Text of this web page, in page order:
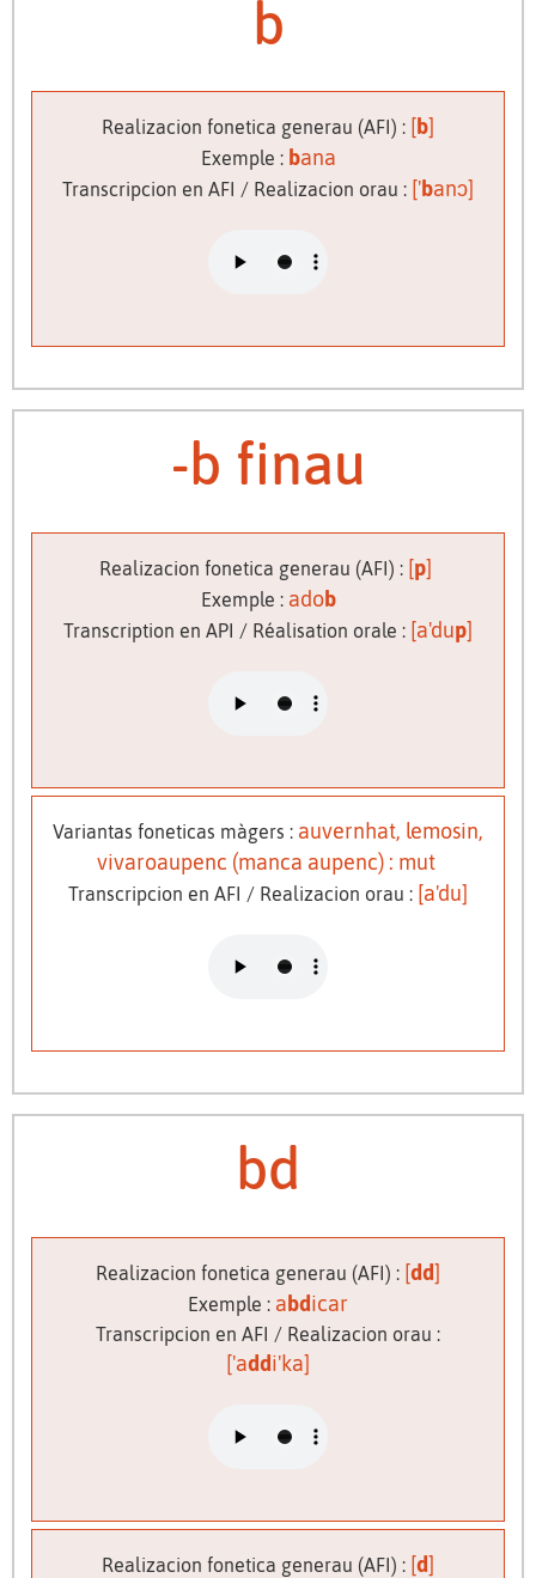
b
Realizacion fonetica generau (AFI) : [b]
Exemple : bana
Transcripcion en AFI / Realizacion orau : ['banɔ]
-b finau
Realizacion fonetica generau (AFI) : [p]
Exemple : adob
Transcription en API / Réalisation orale : [a'dup]
Variantas foneticas màgers : auvernhat, lemosin,
vivaroaupenc (manca aupenc) : mut
Transcripcion en AFI / Realizacion orau : [a'du]
bd
Realizacion fonetica generau (AFI) : [dd]
Exemple : abdicar
Transcripcion en AFI / Realizacion orau :
['addi'ka]
Realizacion fonetica generau (AFI) : [d]